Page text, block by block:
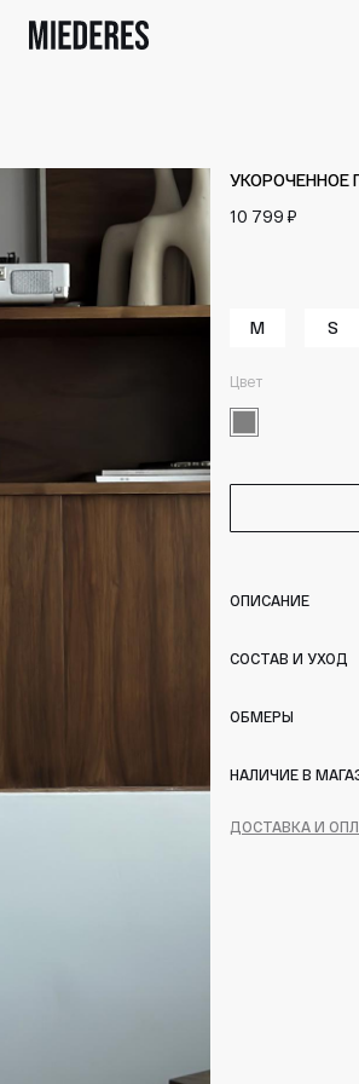
УКОРОЧЕННОЕ
10 799 ₽
M S
Цвет
ОПИСАНИЕ
СОСТАВ И УХОД
ОБМЕРЫ
НАЛИЧИЕ В
ДОСТАВКА И